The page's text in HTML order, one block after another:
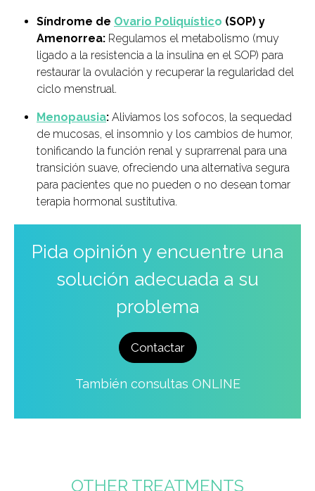
Síndrome de Ovario Poliquístico (SOP) y
Amenorrea: Regulamos el metabolismo (muy
ligado a la resistencia a la insulina en el SOP) para
restaurar la ovulación y recuperar la regularidad del
ciclo menstrual.
Menopausia: Aliviamos los sofocos, la sequedad
de mucosas, el insomnio y los cambios de humor,
tonificando la función renal y suprarrenal para una
transición suave, ofreciendo una alternativa segura
para pacientes que no pueden o no desean tomar
terapia hormonal sustitutiva.
Pida opinión y encuentre una
solución adecuada a su
problema
Contactar
También consultas ONLINE
OTHER TREATMENTS